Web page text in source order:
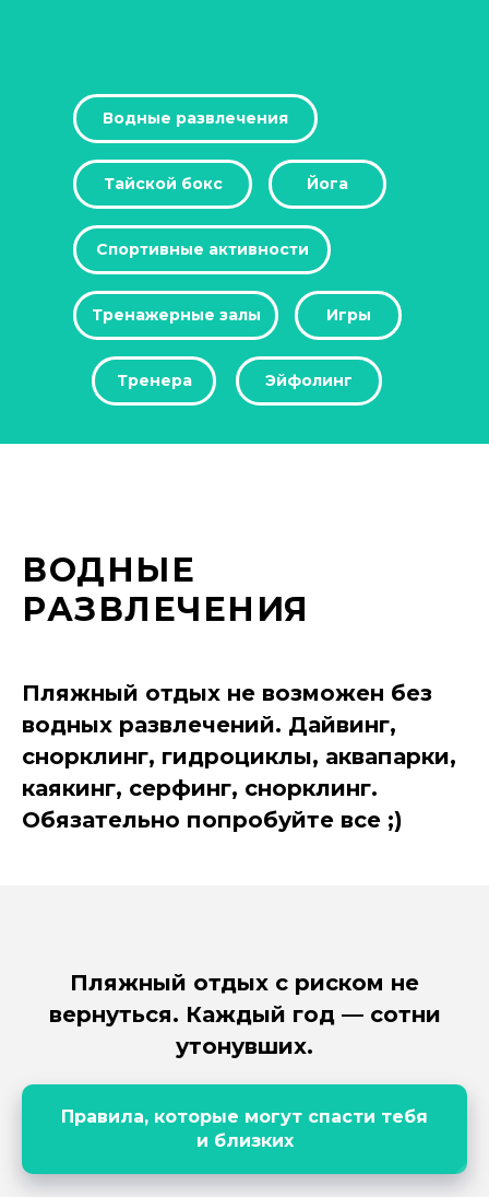
Тайской бокс
Водные развлечения
Спортивные активности
Тренажерные залы
Тренера
Йога
Игры
Эйфолинг
ВОДНЫЕ
РАЗВЛЕЧЕНИЯ
Пляжный отдых не возможен без
водных развлечений. Дайвинг,
снорклинг, гидроциклы, аквапарки,
каякинг, серфинг, снорклинг.
Обязательно попробуйте все ;)
Пляжный отдых с риском не
вернуться. Каждый год — сотни
утонувших.
Правила, которые могут спасти тебя
и близких